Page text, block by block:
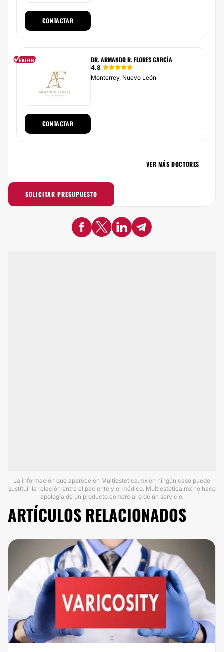
CONTACTAR
DR. ARMANDO R. FLORES GARCÍA
4.8
Monterrey, Nuevo León
CONTACTAR
VER MÁS DOCTORES
SOLICITAR PRESUPUESTO
La información que aparece en Multiestetica.mx en ningún caso puede
sustituir la relación entre el paciente y el médico. Multiestetica.mx no hace
apología de un producto comercial o de un servicio.
ARTÍCULOS RELACIONADOS